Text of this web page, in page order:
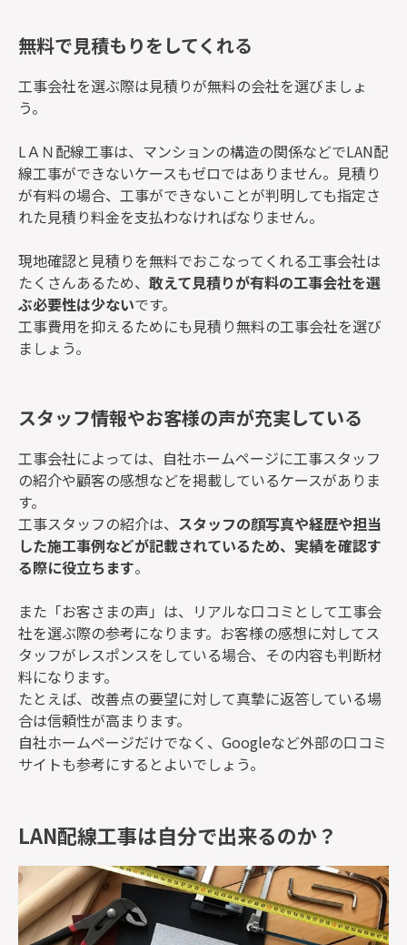
無料で見積もりをしてくれる
工事会社を選ぶ際は見積りが無料の会社を選びましょ
う。
LＡＮ配線工事は、マンションの構造の関係などでLAN配
線工事ができないケースもゼロではありません。見積り
が有料の場合、工事ができないことが判明しても指定さ
れた見積り料金を支払わなければなりません。
現地確認と見積りを無料でおこなってくれる工事会社は
たくさんあるため、 敢えて見積りが有料の工事会社を選
ぶ必要性は少ないです。
工事費用を抑えるためにも見積り無料の工事会社を選び
ましょう。
スタッフ情報やお客様の声が充実している
工事会社によっては、自社ホームページに工事スタッフ
の紹介や顧客の感想などを掲載しているケースがありま
す。
工事スタッフの紹介は、 スタッフの顔写真や経歴や担当
した施工事例などが記載されているため、実績を確認す
る際に役立ちます。
また「お客さまの声」は、リアルな口コミとして工事会
社を選ぶ際の参考になります。お客様の感想に対してス
タッフがレスポンスをしている場合、その内容も判断材
料になります。
たとえば、改善点の要望に対して真摯に返答している場
合は信頼性が高まります。
自社ホームページだけでなく、Googleなど外部の口コミ
サイトも参考にするとよいでしょう。
LAN配線工事は自分で出来るのか？